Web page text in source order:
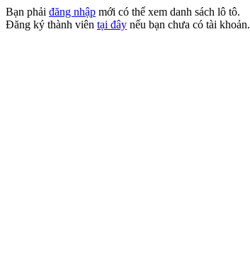
Bạn phải đăng nhập mới có thể xem danh sách lô tô.
Đăng ký thành viên tại đây nếu bạn chưa có tài khoản.